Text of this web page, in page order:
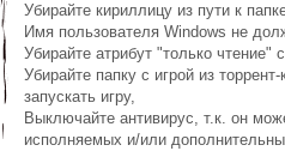
Убирайте кириллицу из пути к
Имя пользователя Windows не
Убирайте атрибут "только чтение"
Убирайте папку с игрой из
запускать игру,
Выключайте антивирус, т.к. он
исполняемых и/или